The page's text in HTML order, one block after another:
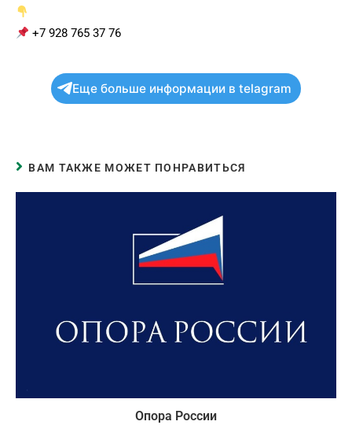
+7 928 765 37 76
Еще больше информации в telagram
ВАМ ТАКЖЕ МОЖЕТ ПОНРАВИТЬСЯ
Опора России